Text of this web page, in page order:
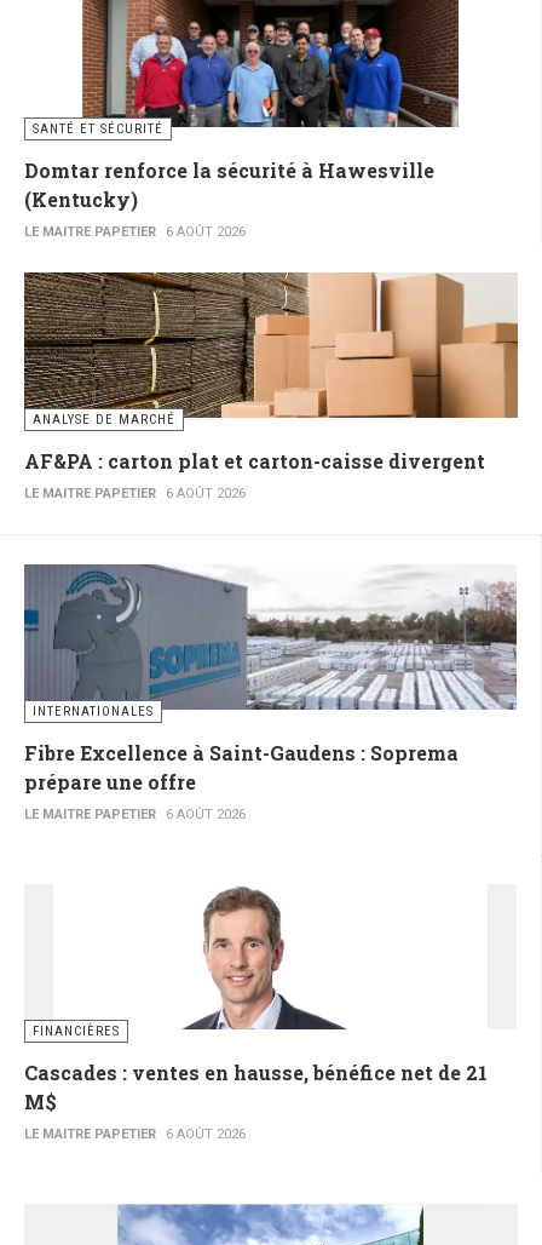
SANTÉ ET SÉCURITÉ
Domtar renforce la sécurité à Hawesville
(Kentucky)
LE MAITRE PAPETIER 6 AOÛT 2026
ANALYSE DE MARCHÉ
AF&PA : carton plat et carton-caisse divergent
LE MAITRE PAPETIER 6 AOÛT 2026
INTERNATIONALES
Fibre Excellence à Saint-Gaudens : Soprema
prépare une offre
LE MAITRE PAPETIER 6 AOÛT 2026
FINANCIÈRES
Cascades : ventes en hausse, bénéfice net de 21
M$
LE MAITRE PAPETIER 6 AOÛT 2026